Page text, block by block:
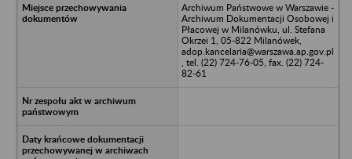
Archiwum Państwowe w Warszawie -
Archiwum Dokumentacji Osobowej i
Płacowej w Milanówku, ul. Stefana
Okrzei 1, 05-822 Milanówek,
adop.kancelaria@warszawa.ap.gov.pl
, tel. (22) 724-76-05, fax. (22) 724-
82-61